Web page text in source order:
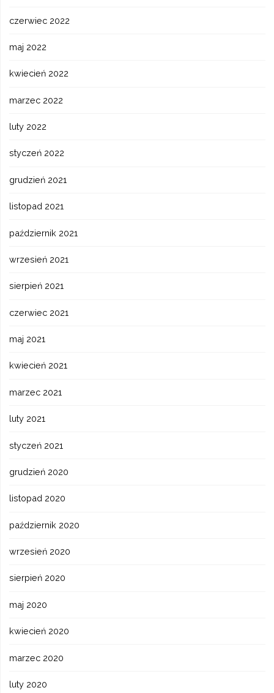
czerwiec 2022
maj 2022
kwiecień 2022
marzec 2022
luty 2022
styczeń 2022
grudzień 2021
listopad 2021
październik 2021
wrzesień 2021
sierpień 2021
czerwiec 2021
maj 2021
kwiecień 2021
marzec 2021
luty 2021
styczeń 2021
grudzień 2020
listopad 2020
październik 2020
wrzesień 2020
sierpień 2020
maj 2020
kwiecień 2020
marzec 2020
luty 2020